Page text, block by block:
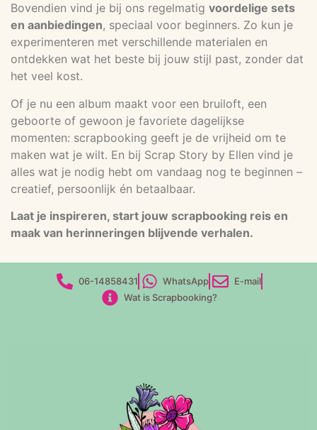
Bovendien vind je bij ons regelmatig voordelige sets
en aanbiedingen, speciaal voor beginners. Zo kun je
experimenteren met verschillende materialen en
ontdekken wat het beste bij jouw stijl past, zonder dat
het veel kost.
Of je nu een album maakt voor een bruiloft, een
geboorte of gewoon je favoriete dagelijkse
momenten: scrapbooking geeft je de vrijheid om te
maken wat je wilt. En bij Scrap Story by Ellen vind je
alles wat je nodig hebt om vandaag nog te beginnen –
creatief, persoonlijk én betaalbaar.
Laat je inspireren, start jouw scrapbooking reis en
maak van herinneringen blijvende verhalen.
06-14858431 WhatsApp
E-mail
Wat is Scrapbooking?